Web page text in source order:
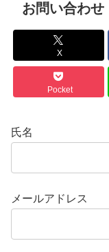
お問い合わせ
X
Pocket
氏名
メールアドレス